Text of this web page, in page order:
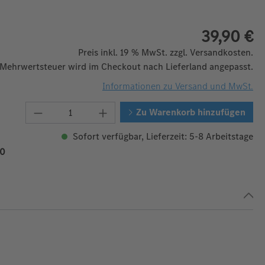
39,90 €
Preis inkl. 19 % MwSt. zzgl. Versandkosten.
wird im Checkout nach Lieferland angepasst.
Informationen zu Versand und MwSt.
Produkt Anzahl: Gib denZu Warenkorb hinzufügen
Sofort verfügbar, Lieferzeit: 5-8 Arbeitstage